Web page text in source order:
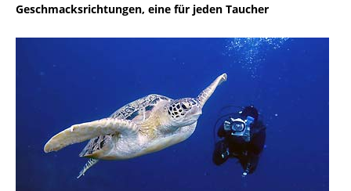
Geschmacksrichtungen, eine für jeden Taucher